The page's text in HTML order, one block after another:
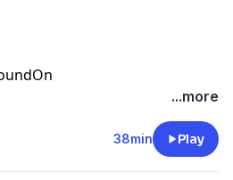
...more
38min Play